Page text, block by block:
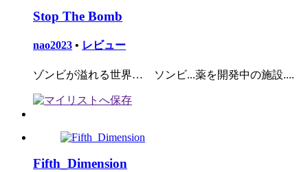
Stop The Bomb
nao2023 • レビュー
ゾンビが溢れる世界… ソンビ...薬を開発中の施設....
Fifth_Dimension